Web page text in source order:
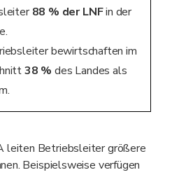
88 % der LNFin der
bewirtschaften im
38 % des Landes als
leiten Betriebsleiter größere
Beispielsweise verfügen